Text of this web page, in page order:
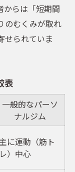
からは「短期間
のむくみが取れ
せられていま
表
一般的なパーソ
ナルジム
主に運動（筋ト
レ）中心